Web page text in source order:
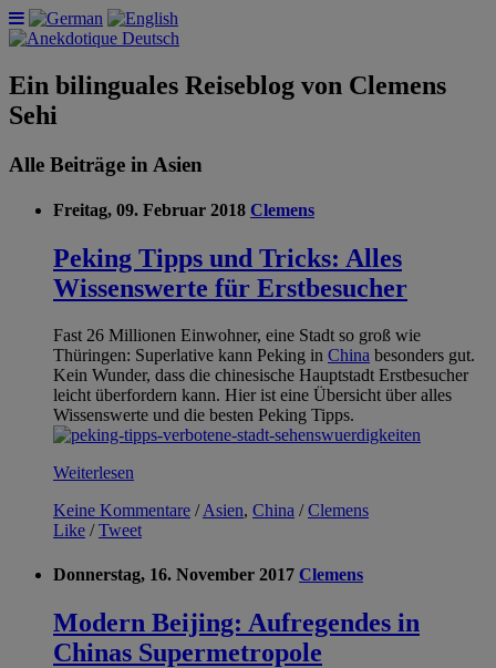
Ein bilinguales Reiseblog von Clemens
Sehi
Alle Beiträge in Asien
Freitag, 09. Februar 2018 Clemens
Peking Tipps und Tricks: Alles
Wissenswerte für Erstbesucher
Fast 26 Millionen Einwohner, eine Stadt so groß wie
Thüringen: Superlative kann Peking in China besonders gut.
Kein Wunder, dass die chinesische Hauptstadt Erstbesucher
leicht überfordern kann. Hier ist eine Übersicht über alles
Wissenswerte und die besten Peking Tipps.
Weiterlesen
Keine Kommentare /Asien, China /Clemens
Like /Tweet
Donnerstag, 16. November 2017 Clemens
Modern Beijing: Aufregendes in
Chinas Supermetropole